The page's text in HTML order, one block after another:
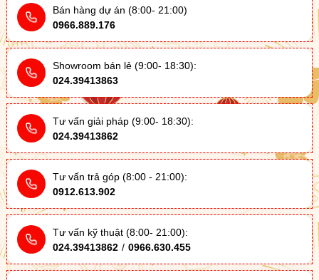
Bán hàng dự án (8:00- 21:00)
0966.889.176
Showroom bán lẻ (9:00- 18:30):
024.39413863
Tư vấn giải pháp (9:00- 18:30):
024.39413862
Tư vấn trả góp (8:00 - 21:00):
0912.613.902
Tư vấn kỹ thuật (8:00- 21:00):
024.39413862 / 0966.630.455